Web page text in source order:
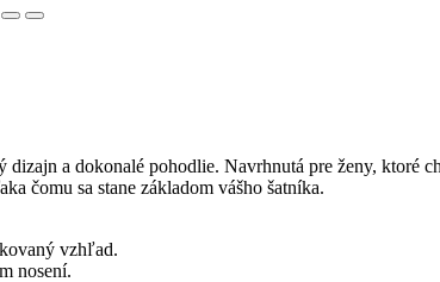
dizajn a dokonalé pohodlie. Navrhnutá pre ženy, ktoré
čomu sa stane základom vášho šatníka.
vzhľad.
nosení.